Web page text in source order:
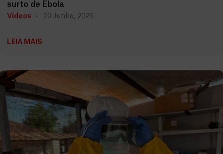
surto de Ébola
Vídeos 20 Junho, 2026
LEIA MAIS